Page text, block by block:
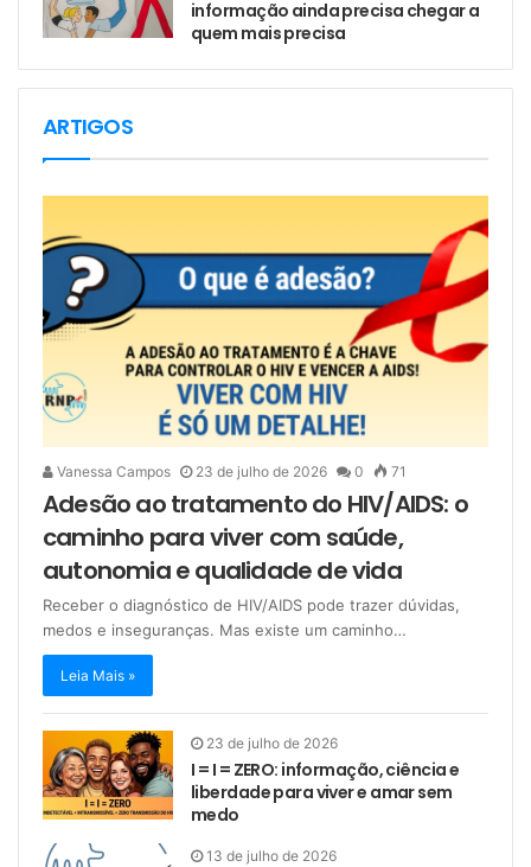
informação ainda precisa chegar a
quem mais precisa
ARTIGOS
Vanessa Campos 23 de julho de 2026 0 71
Adesão ao tratamento do HIV/AIDS: o
caminho para viver com saúde,
autonomia e qualidade de vida
Receber o diagnóstico de HIV/AIDS pode trazer dúvidas,
medos e inseguranças. Mas existe um caminho…
Leia Mais »
23 de julho de 2026
I = I = ZERO: informação, ciência e
liberdade para viver e amar sem
medo
13 de julho de 2026